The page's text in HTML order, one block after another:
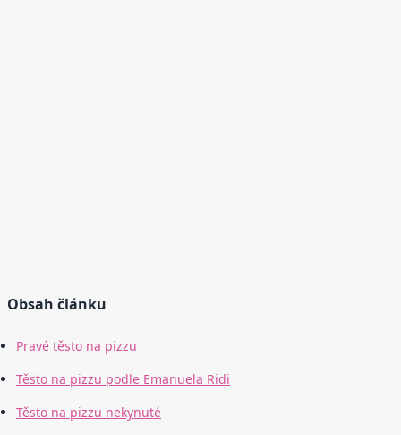
Obsah článku
Pravé těsto na pizzu
Těsto na pizzu podle Emanuela Ridi
Těsto na pizzu nekynuté